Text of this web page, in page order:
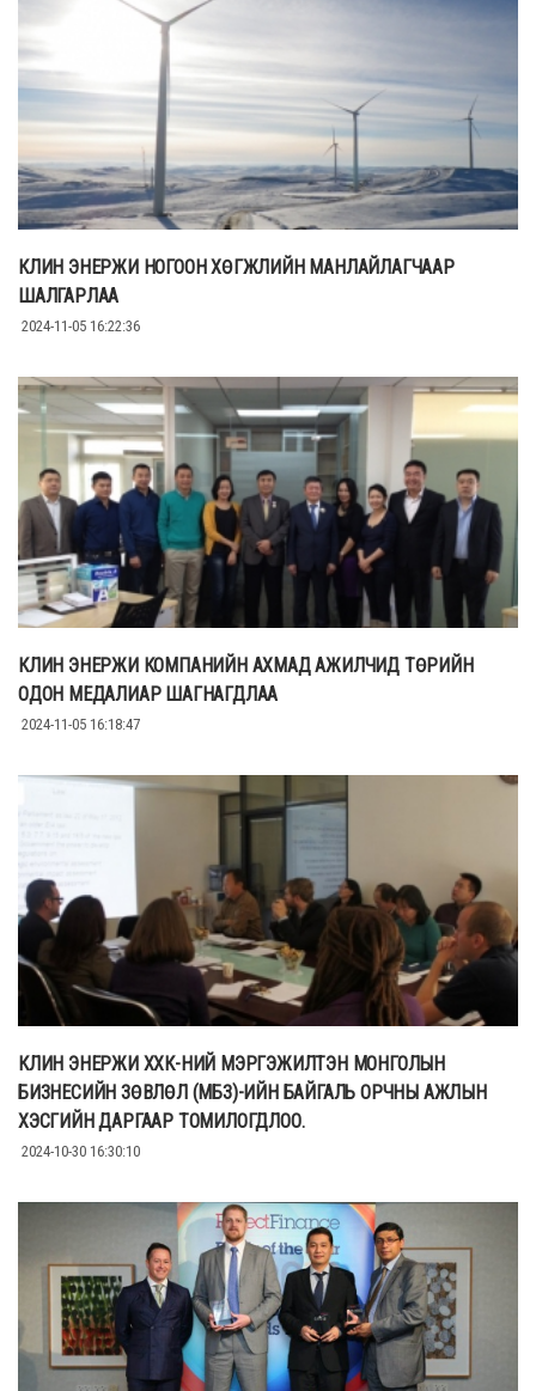
КЛИН ЭНЕРЖИ НОГООН ХӨГЖЛИЙН МАНЛАЙЛАГЧААР
ШАЛГАРЛАА
2024-11-05 16:22:36
КЛИН ЭНЕРЖИ КОМПАНИЙН АХМАД АЖИЛЧИД ТӨРИЙН
ОДОН МЕДАЛИАР ШАГНАГДЛАА
2024-11-05 16:18:47
КЛИН ЭНЕРЖИ ХХК-НИЙ МЭРГЭЖИЛТЭН МОНГОЛЫН
БИЗНЕСИЙН ЗӨВЛӨЛ (МБЗ)-ИЙН БАЙГАЛЬ ОРЧНЫ АЖЛЫН
ХЭСГИЙН ДАРГААР ТОМИЛОГДЛОО.
2024-10-30 16:30:10